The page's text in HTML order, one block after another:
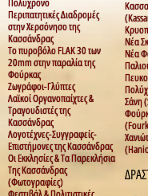
Περιπατητικές Διαδρομές
στην Χερσόνησο της
Κασσάνδρας
Το πυροβόλο FLAK 30 των
20mm στην παραλία της
Φούρκας
Ζωγράφοι-Γλύπτες
Λαϊκοί Οργανοπαίχτες &
Τραγουδιστές της
Κασσάνδρας
Λογοτέχνες-Συγγραφείς-
Επιστήμονες της Κασσάνδρας
Οι Εκκλησίες & Τα Παρεκλήσια
Της Κασσάνδρας
(Φωτογραφίες)
Νέα
Νέα
Σάνη